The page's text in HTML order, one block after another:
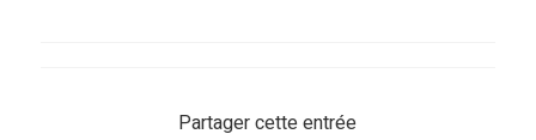
Partager cette entrée